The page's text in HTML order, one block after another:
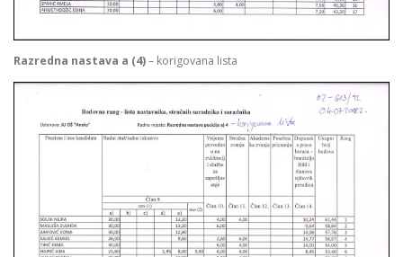
Razredna nastava a (4)– korigovana lista